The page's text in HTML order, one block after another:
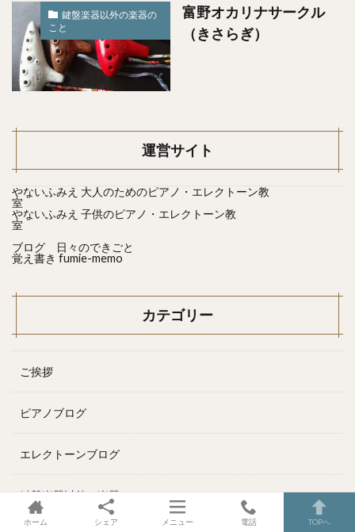
鍵盤楽器以外の楽器の
こと
富野オカリナサークル
（きさらぎ）
運営サイト
やないふみえ 大人のためのピアノ・エレクトーン教
室
やないふみえ 子供のピアノ・エレクトーン教
室
ブログ 日々のできごと
覚え書き fumie-memo
カテゴリー
ご挨拶
ピアノブログ
エレクトーンブログ
鍵盤楽器以外の楽器のこと
ホーム シェア メニュー 電話 TOPへ